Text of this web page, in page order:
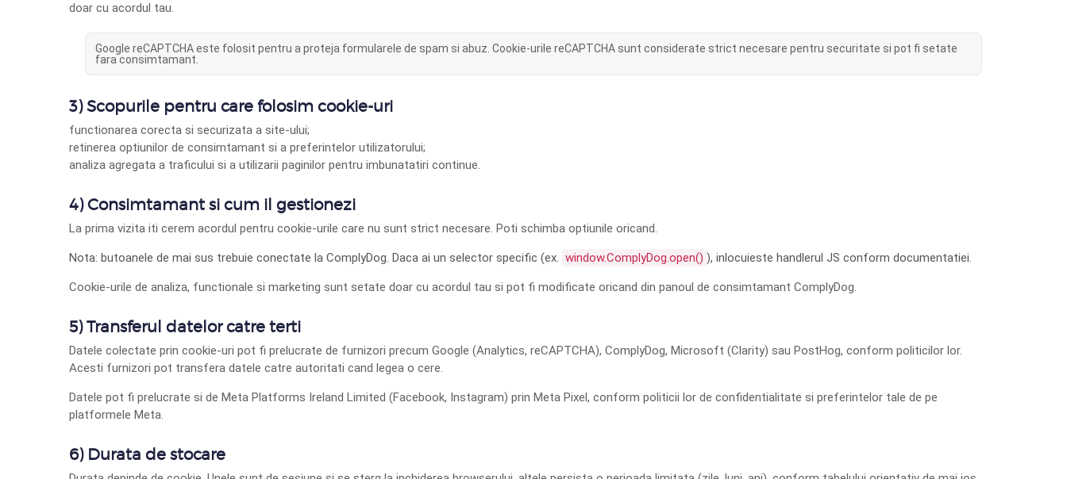
doar cu acordul tau.
Google reCAPTCHAeste folosit pentru a proteja formularele de spam si abuz. Cookie-urile reCAPTCHA sunt considerate strict necesare pentru securitate si pot fi setate
fara consimtamant.
3) Scopurile pentru care folosim cookie-uri
functionarea corecta si securizata a site-ului;
retinerea optiunilor de consimtamant si a preferintelor utilizatorului;
analiza agregata a traficului si a utilizarii paginilor pentru imbunatatiri continue.
4) Consimtamant si cum il gestionezi
La prima vizita iti cerem acordul pentru cookie-urile care nu sunt strict necesare. Poti schimba optiunile oricand.
Nota: butoanele de mai sus trebuie conectate la ComplyDog. Daca ai un selector specific (ex. window.ComplyDog.open() ), inlocuieste handlerul JS conform documentatiei.
Cookie-urile de analiza, functionale si marketing sunt setate doar cu acordul tau si pot fi modificate oricand din panoul de consimtamant ComplyDog.
5) Transferul datelor catre terti
Datele colectate prin cookie-uri pot fi prelucrate de furnizori precum Google (Analytics, reCAPTCHA), ComplyDog, Microsoft (Clarity) sau PostHog, conform politicilor lor.
Acesti furnizori pot transfera datele catre autoritati cand legea o cere.
Datele pot fi prelucrate si de Meta Platforms Ireland Limited (Facebook, Instagram) prin Meta Pixel, conform politicii lor de confidentialitate si preferintelor tale de pe
platformele Meta.
6) Durata de stocare